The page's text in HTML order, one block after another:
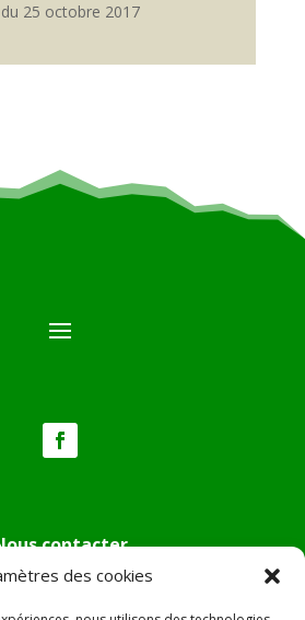
des cookies
25 octobre 2017
contacter
:04.95.36.24.02